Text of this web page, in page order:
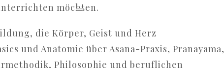
möchten.
die Körper, Geist und Herz
und Anatomie über Asana-Praxis, Pranayama,
Philosophie und beruflichen